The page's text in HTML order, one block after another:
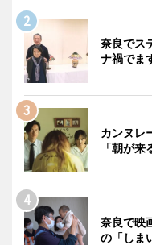
奈良でス
ナ禍でま
カンヌレ
「朝が
奈良で映
の「しま